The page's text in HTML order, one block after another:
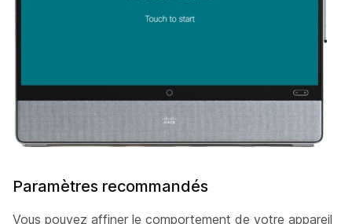
Paramètres recommandés
Vous pouvez affiner le comportement de votre appareil